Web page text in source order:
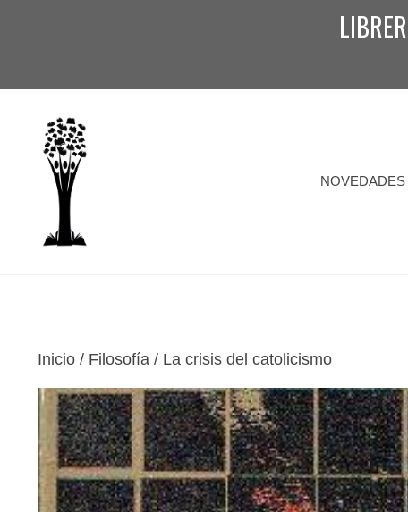
NOVEDADES
Inicio / Filosofía / La crisis del catolicismo